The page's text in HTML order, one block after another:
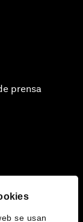
se usan
prensa